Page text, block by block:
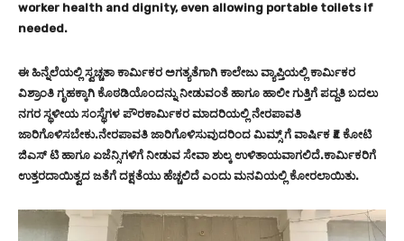
worker health and dignity, even allowing portable toilets if
needed.
ಈ ಹಿನ್ನೆಲೆಯಲ್ಲಿ ಸ್ವಚ್ಚತಾ ಕಾರ್ಮಿಕರ ಅಗತ್ಯತೆಗಾಗಿ ಕಾಲೇಜು ವ್ಯಾಪ್ತಿಯಲ್ಲಿ ಕಾರ್ಮಿಕರ
ವಿಶ್ರಾಂತಿ ಗೃಹಕ್ಕಾಗಿ ಕೊಠಡಿಯೊಂದನ್ನು ನೀಡುವಂತೆ ಹಾಗೂ ಹಾಲೀ ಗುತ್ತಿಗೆ ಪದ್ದತಿ ಬದಲು
ನಗರ ಸ್ಥಳೀಯ ಸಂಸ್ಥೆಗಳ ಪೌರಕಾರ್ಮಿಕರ ಮಾದರಿಯಲ್ಲಿ ನೇರಪಾವತಿ
ಜಾರಿಗೊಳಿಸಬೇಕು.ನೇರಪಾವತಿ ಜಾರಿಗೊಳಿಸುವುದರಿಂದ ಮಿಮ್ಸ್ ಗೆ ವಾರ್ಷಿಕ ₹೩ ಕೋಟಿ
ಜಿಎಸ್ ಟಿ ಹಾಗೂ ಏಜೆನ್ಸಿಗಳಿಗೆ ನೀಡುವ ಸೇವಾ ಶುಲ್ಕ ಉಳಿತಾಯವಾಗಲಿದೆ.ಕಾರ್ಮಿಕರಿಗೆ
ಉತ್ತರದಾಯಿತ್ವದ ಜತೆಗೆ ದಕ್ಷತೆಯು ಹೆಚ್ಚಲಿದೆ ಎಂದು ಮನವಿಯಲ್ಲಿ ಕೋರಲಾಯಿತು.